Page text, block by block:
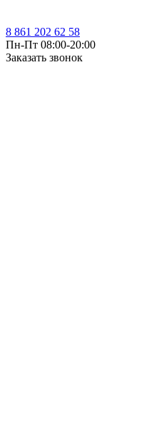
8 861 202 62 58
Пн-Пт 08:00-20:00
Заказать звонок